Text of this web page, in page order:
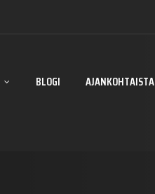
BLOGI AJANKOHTAISTA